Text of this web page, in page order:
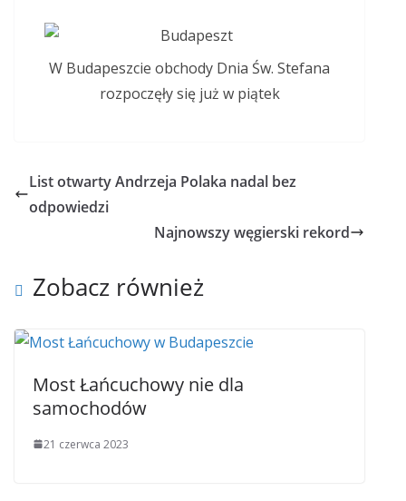
W Budapeszcie obchody Dnia Św. Stefana
rozpoczęły się już w piątek
List otwarty Andrzeja Polaka nadal bez
odpowiedzi
Najnowszy węgierski rekord
Zobacz również
Most Łańcuchowy nie dla
samochodów
21 czerwca 2023